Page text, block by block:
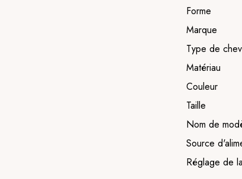
Forme
Marque
Type de
Matériau
Couleur
Taille
Nom de
Source
Réglage de